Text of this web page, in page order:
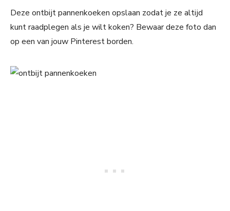
Deze ontbijt pannenkoeken opslaan zodat je ze altijd
kunt raadplegen als je wilt koken? Bewaar deze foto dan
op een van jouw Pinterest borden.